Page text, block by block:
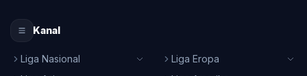
Kanal
Liga Nasional
Liga Eropa